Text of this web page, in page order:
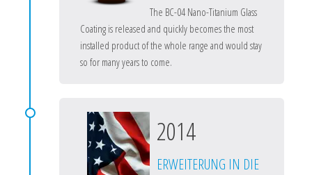
The BC-04 Nano-Titanium Glass
Coating is released and quickly becomes the most
installed product of the whole range and would stay
so for many years to come.
2014
ERWEITERUNG IN DIE